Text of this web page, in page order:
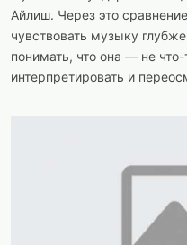
Айлиш. Через это
чувствовать музыку
понимать, что она — не
интерпретировать и